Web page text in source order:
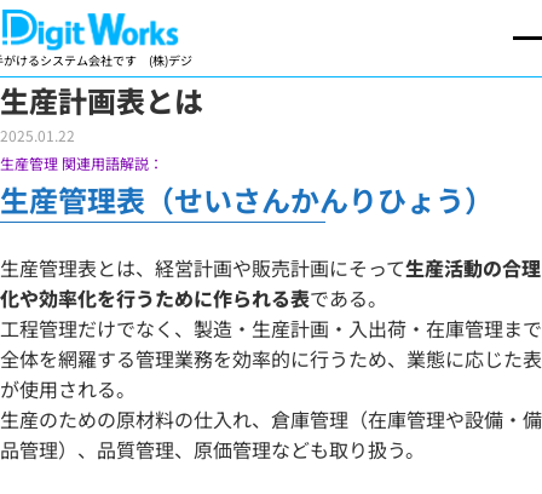
(株)デジットワークスは製造業向け基幹業務パッケージの開発・販売を手が
システム会社です
生産計画表とは
2025.01.22
生産管理 関連用語解説：
生産管理表（せいさんかんりひょう）
生産管理表とは、経営計画や販売計画にそって生産活動の合理
化や効率化を行うために作られる表である。
工程管理だけでなく、製造・生産計画・入出荷・在庫管理まで
全体を網羅する管理業務を効率的に行うため、業態に応じた表
が使用される。
生産のための原材料の仕入れ、倉庫管理（在庫管理や設備・備
品管理）、品質管理、原価管理なども取り扱う。